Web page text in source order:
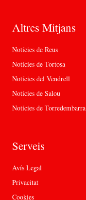
Altres Mitjans
Notícies de Reus
Notícies de Tortosa
Notícies del Vendrell
Notícies de Salou
Notícies de Torredembarra
Serveis
Avís Legal
Privacitat
Cookies